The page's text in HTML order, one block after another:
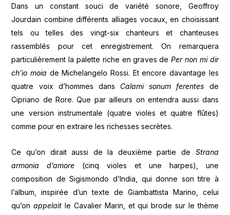
Dans un constant souci de variété sonore, Geoffroy
Jourdain combine différents alliages vocaux, en choisissant
tels ou telles des vingt-six chanteurs et chanteuses
rassemblés pour cet enregistrement. On remarquera
particulièrement la palette riche en graves dePer non mi dir
ch’io moia de Michelangelo Rossi. Et encore davantage les
quatre voix d’hommes dans Calami sonum ferentes de
Cipriano de Rore. Que par ailleurs on entendra aussi dans
une version instrumentale (quatre violes et quatre flûtes)
comme pour en extraire les richesses secrètes.
Ce qu’on dirait aussi de la deuxième partie de Strana
armonia d’amore (cinq violes et une harpes), une
composition de Sigismondo d’India, qui donne son titre à
l’album, inspirée d’un texte de Giambattista Marino, celui
qu’onappelait le Cavalier Marin, et qui brode sur le thème